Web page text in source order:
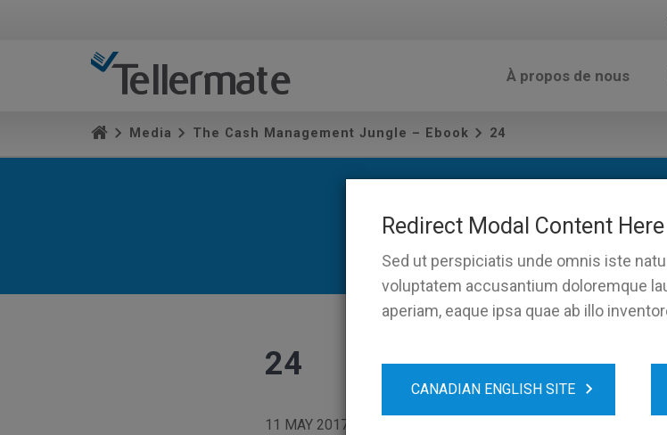
Redirect Modal Content Here
Sed ut perspiciatis unde omnis iste
voluptatem accusantium doloremque
aperiam, eaque ipsa quae ab illo
CANADIAN ENGLISH SITE
À propos de nous
Media The Cash Management Jungle – Ebook 24
24
11 MAY 2017